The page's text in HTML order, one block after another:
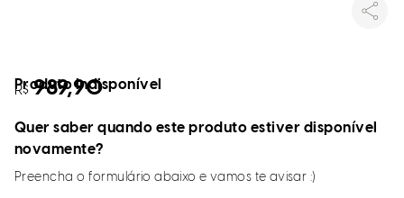
R$ 989,90
Produto indisponível
Quer saber quando este produto estiver disponível
novamente?
Preencha o formulário abaixo e vamos te avisar :)